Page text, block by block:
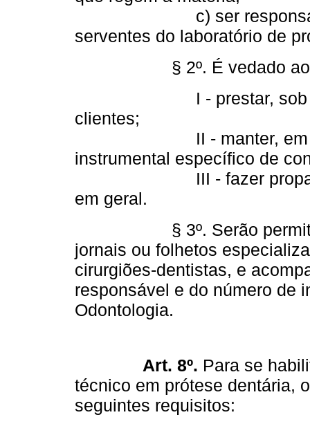
c) ser responsável
serventes do laboratório de
§ 2º. É vedado aos
I - prestar, sob
clientes;
II - manter, em sua
instrumental específico de
III - fazer propaganda
em geral.
§ 3º. Serão permitidas
jornais ou folhetos
cirurgiões-dentistas, e
responsável e do número de
Odontologia.
Art. 8º. Para se
técnico em prótese dentária,
seguintes requisitos: